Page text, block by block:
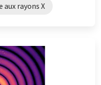
aux rayons X